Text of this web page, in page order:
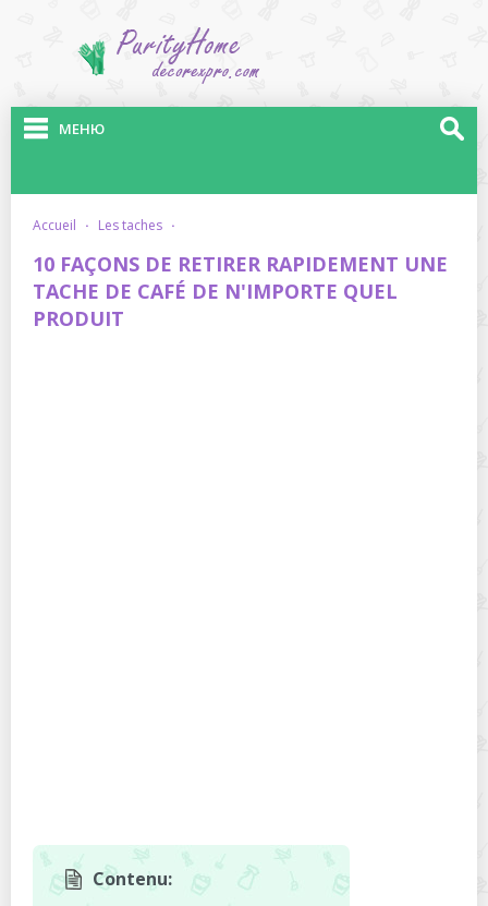
МЕНЮ
accueil · les taches ·
10 FAÇONS DE RETIRER RAPIDEMENT UNE
TACHE DE CAFÉ DE N'IMPORTE QUEL
PRODUIT
Contenu: